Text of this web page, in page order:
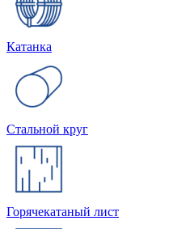
Катанка
Стальной круг
Горячекатаный лист